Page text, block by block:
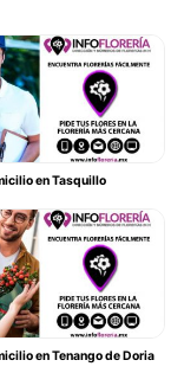
en Tasquillo
en Tenango de Doria